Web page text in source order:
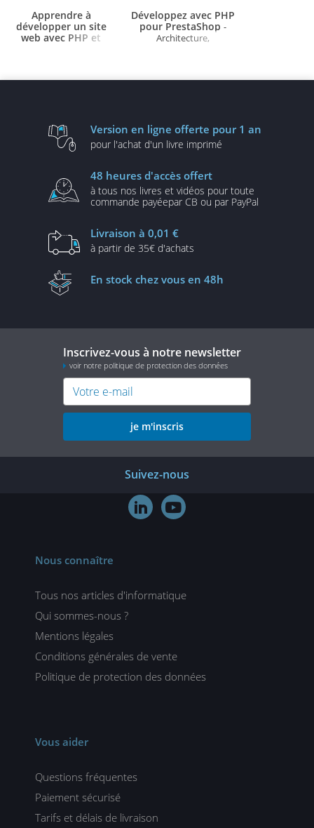
Apprendre à
développer un site
web avec PHP et
Développez avec PHP
pour PrestaShop -
Architecture,
Version en ligne offerte pour 1 an
pour l'achat d'un livre imprimé
48 heures d'accès offert
à tous nos livres et vidéos pour toute
commande payéepar CB ou par PayPal
Livraison à 0,01 €
à partir de 35€ d'achats
En stock chez vous en 48h
Inscrivez-vous à notre newsletter
voir notre politique de protection des données
je m'inscris
Suivez-nous
 
Nous connaître
Tous nos articles d'informatique
Qui sommes-nous ?
Mentions légales
Conditions générales de vente
Politique de protection des données
Vous aider
Questions fréquentes
Paiement sécurisé
Tarifs et délais de livraison